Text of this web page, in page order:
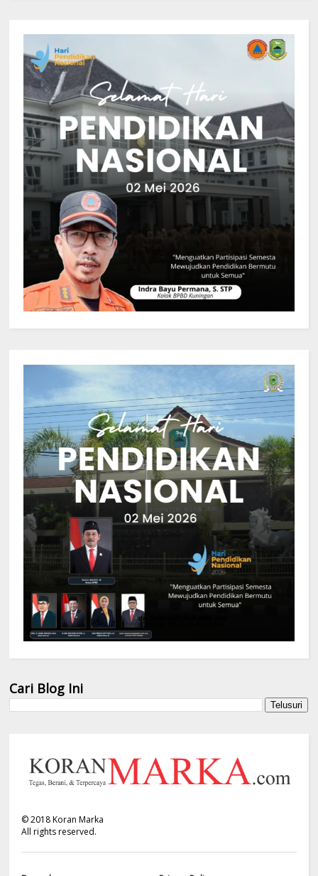
Cari Blog Ini
©2018Koran Marka
All rights reserved.